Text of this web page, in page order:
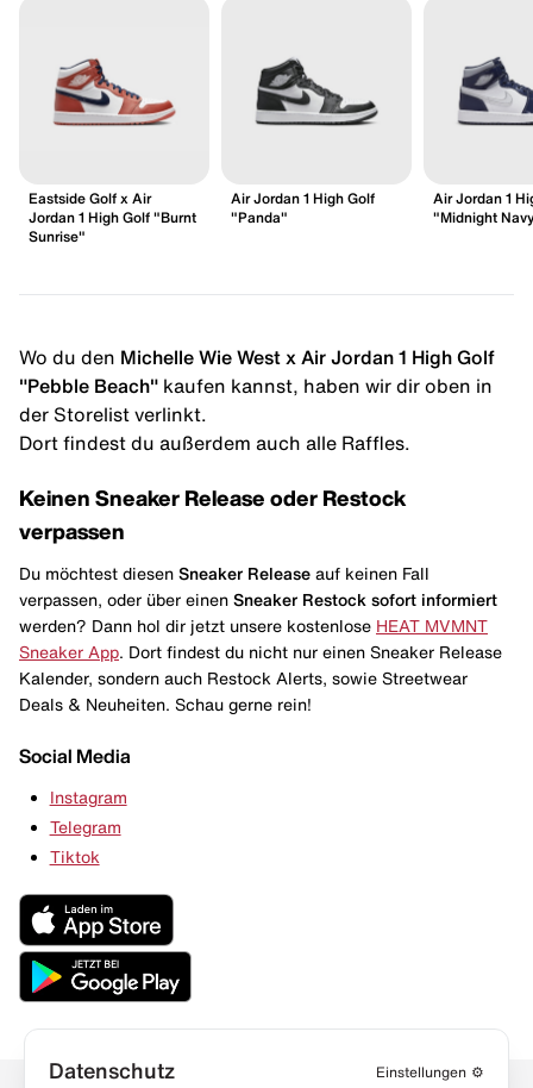
Eastside Golf x Air
Jordan 1 High Golf "Burnt
Sunrise"
Air Jordan 1 High Golf
"Panda"
Air Jordan 1
"Midnight
Wo du den Michelle Wie West x Air Jordan 1 High Golf
"Pebble Beach" kaufen kannst, haben wir dir oben in
der Storelist verlinkt.
Dort findest du außerdem auch alle Raffles.
Keinen Sneaker Release oder Restock
verpassen
Du möchtest diesen Sneaker Release auf keinen Fall
verpassen, oder über einen Sneaker Restock sofort informiert
werden? Dann hol dir jetzt unsere kostenlose HEAT MVMNT
Sneaker App . Dort findest du nicht nur einen Sneaker Release
Kalender, sondern auch Restock Alerts, sowie Streetwear
Deals & Neuheiten. Schau gerne rein!
Social Media
Instagram
Telegram
Tiktok
Datenschutz Einstellungen ⚙️